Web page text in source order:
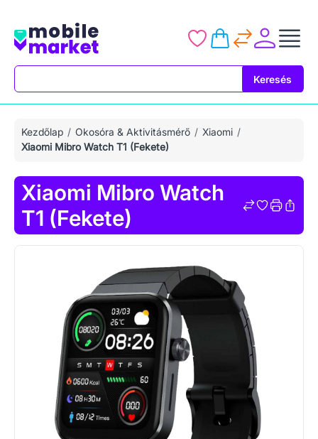
Keresés
Kezdőlap Okosóra & Aktivitásmérő
Xiaomi
Xiaomi Mibro Watch T1 (Fekete)
Xiaomi Mibro Watch
T1 (Fekete)